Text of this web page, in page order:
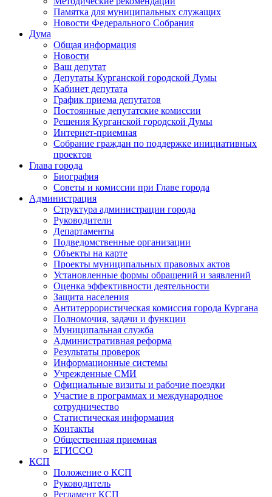
Памятка для муниципальных служащих
Новости Федерального Cобрания
Дума
Общая информация
Новости
Ваш депутат
Депутаты Курганской городской Думы
Кабинет депутата
График приема депутатов
Постоянные депутатские комиссии
Решения Курганской городской Думы
Интернет-приемная
Собрание граждан по поддержке инициативных
проектов
Глава города
Биография
Советы и комиссии при Главе города
Администрация
Структура администрации города
Руководители
Департаменты
Подведомственные организации
Объекты на карте
Проекты муниципальных правовых актов
Установленные формы обращений и заявлений
Оценка эффективности деятельности
Защита населения
Антитеррористическая комиссия города Кургана
Полномочия, задачи и функции
Муниципальная служба
Административная реформа
Результаты проверок
Информационные системы
Учрежденные СМИ
Официальные визиты и рабочие поездки
Участие в программах и международное
сотрудничество
Статистическая информация
Контакты
Общественная приемная
ЕГИССО
КСП
Положение о КСП
Руководитель
Регламент КСП